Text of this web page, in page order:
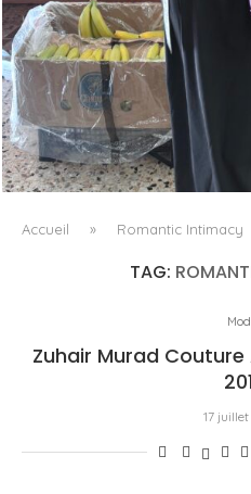
LE BAULETTO DE MM6
GÉOMÉTRIE
Accueil » Romantic Intimacy
TAG:
Zuhair Murad
17